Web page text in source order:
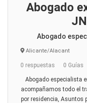
Abogado
Abogado
Alicante/Alacant
0 respuestas 0 Guías
Abogado especialista
acompañamos todo el
por residencia, Asuntos